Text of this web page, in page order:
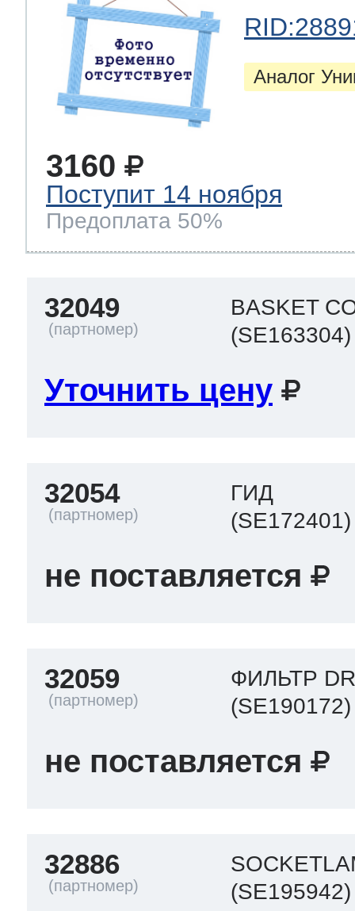
Аналог
3160
Поступит 14 ноября
Предоплата 50%
32049
BASKET
(SE163304)
Уточнить цену
32054
ГИД
(SE172401)
не поставляется
32059
ФИЛЬТР
(SE190172)
не поставляется
32886
(SE195942)